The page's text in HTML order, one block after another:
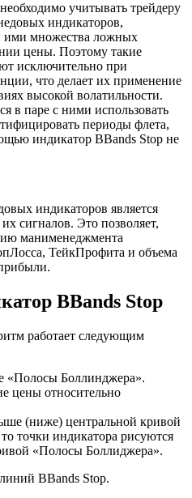
учитывать трейдеру
индикаторов,
ими множества ложных
цены. Поэтому такие
исключительно при
что делает их применение
высокой волатильности.
в паре с ними использовать
периоды флета,
индикатор BBands Stop не
индикаторов является
сигналов. Это позволяет,
манименеджмента
ТейкПрофита и объема
BBands Stop
работает следующим
«Полосы Боллинджера».
цены относительно
(ниже) центральной кривой
точки индикатора рисуются
«Полосы Боллиджера».
BBands Stop.